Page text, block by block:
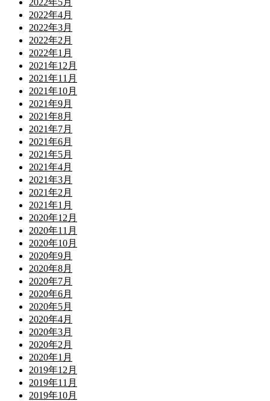
2022年4月
2022年3月
2022年2月
2022年1月
2021年12月
2021年11月
2021年10月
2021年9月
2021年8月
2021年7月
2021年6月
2021年5月
2021年4月
2021年3月
2021年2月
2021年1月
2020年12月
2020年11月
2020年10月
2020年9月
2020年8月
2020年7月
2020年6月
2020年5月
2020年4月
2020年3月
2020年2月
2020年1月
2019年12月
2019年11月
2019年10月